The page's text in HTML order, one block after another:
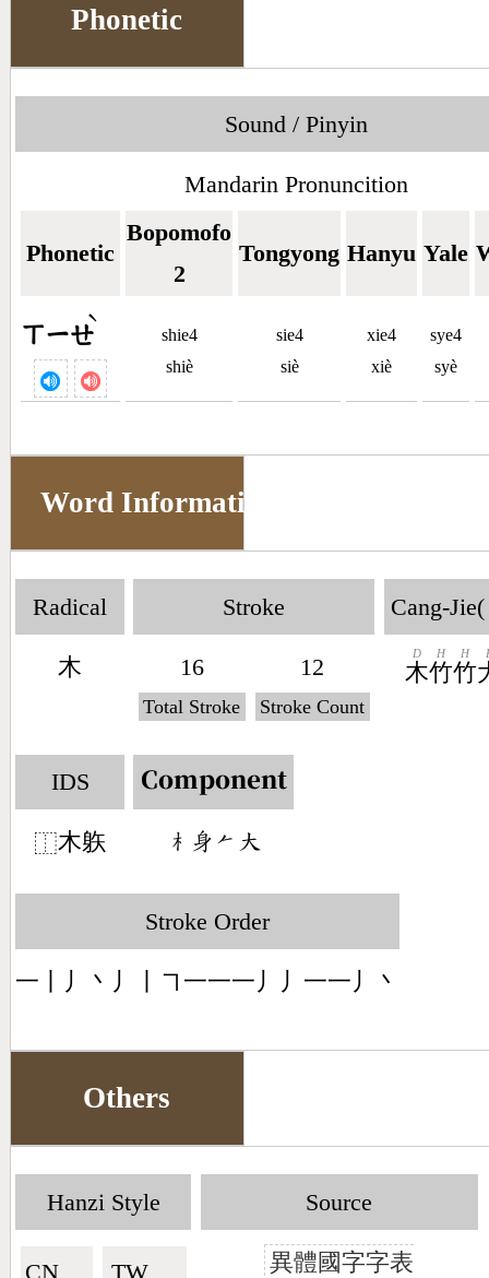
Phonetic
Sound / Pinyin
Mandarin Pronuncition
Phonetic
Bopomofo
2
Tongyong Hanyu Yale
ㄒㄧㄝ
ˋ
shie4
shiè
sie4
siè
xie4
xiè
sye4
syè
Word Information
Radical
木
Stroke
16
Total Stroke
12
Stroke Count
Cang-Jie(
木
D
竹
H
竹
H
IDS
⿰木䠶
Component
󶂸󶆴󶀩󶁨
Stroke Order
一丨丿丶丿丨㇕一一一丿丿一一丿丶
Others
Hanzi Style
CN🇨🇳
TW🇹🇼
Source
異體國字字表